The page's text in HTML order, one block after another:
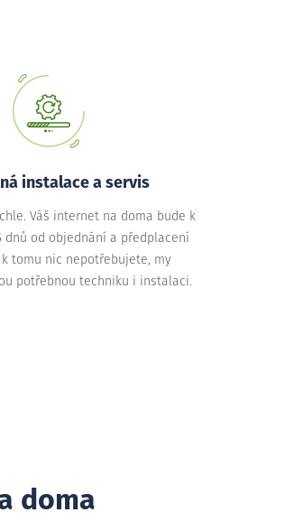
instalace a servis
Váš internet na doma bude k
dnů od objednání a předplacení
k tomu nic nepotřebujete, my
potřebnou techniku i instalaci.
doma